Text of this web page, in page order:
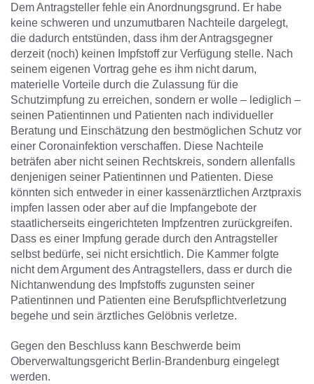
Dem Antragsteller fehle ein Anordnungsgrund. Er habe
keine schweren und unzumutbaren Nachteile dargelegt,
die dadurch entstünden, dass ihm der Antragsgegner
derzeit (noch) keinen Impfstoff zur Verfügung stelle. Nach
seinem eigenen Vortrag gehe es ihm nicht darum,
materielle Vorteile durch die Zulassung für die
Schutzimpfung zu erreichen, sondern er wolle – lediglich –
seinen Patientinnen und Patienten nach individueller
Beratung und Einschätzung den bestmöglichen Schutz vor
einer Coronainfektion verschaffen. Diese Nachteile
beträfen aber nicht seinen Rechtskreis, sondern allenfalls
denjenigen seiner Patientinnen und Patienten. Diese
könnten sich entweder in einer kassenärztlichen Arztpraxis
impfen lassen oder aber auf die Impfangebote der
staatlicherseits eingerichteten Impfzentren zurückgreifen.
Dass es einer Impfung gerade durch den Antragsteller
selbst bedürfe, sei nicht ersichtlich. Die Kammer folgte
nicht dem Argument des Antragstellers, dass er durch die
Nichtanwendung des Impfstoffs zugunsten seiner
Patientinnen und Patienten eine Berufspflichtverletzung
begehe und sein ärztliches Gelöbnis verletze.
Gegen den Beschluss kann Beschwerde beim
Oberverwaltungsgericht Berlin-Brandenburg eingelegt
werden.